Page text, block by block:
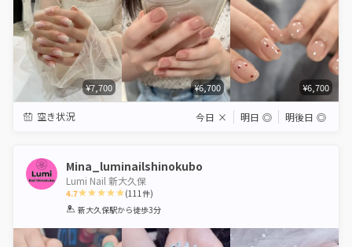
¥7,700 ¥6,700 ¥6,700
空き状況 今日 × 明日 ◎ 明後日 ◎
Mina_luminailshinokubo
Lumi Nail 新大久保
4.7
1 2 3 4 5
(111件)
新大久保駅から徒歩3分